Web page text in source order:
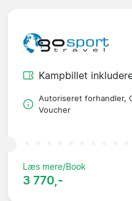
Kampbillet
Autoriseret forhandler,
Voucher
Læs mere/Book
3 770,-